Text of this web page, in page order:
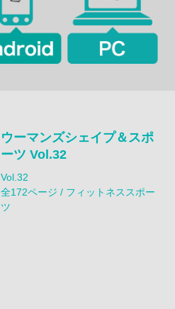
ウーマンズシェイプ＆スポ
ーツ Vol.32
Vol.32
全172ページ / フィットネススポー
ツ